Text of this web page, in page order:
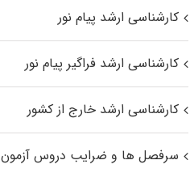
کارشناسی ارشد پیام نور
کارشناسی ارشد فراگیر پیام نور
کارشناسی ارشد خارج از کشور
سرفصل ها و ضرایب دروس آزمون